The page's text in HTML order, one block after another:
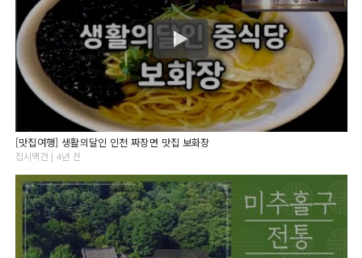
[맛집여행] 생활의달인 인천 짜장면 맛집 보화장
집시맥건 | 4년 전